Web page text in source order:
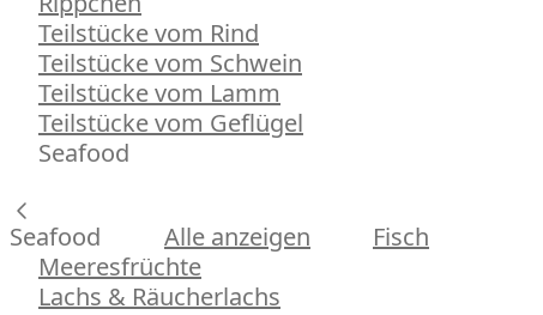
Teilstücke vom Rind
Teilstücke vom Schwein
Teilstücke vom Lamm
Teilstücke vom Geflügel
Seafood
Seafood Alle anzeigen
Fisch
Meeresfrüchte
Lachs & Räucherlachs